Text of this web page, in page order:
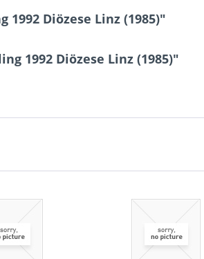
Diözese Linz (1985)"
1992 Diözese Linz (1985)"